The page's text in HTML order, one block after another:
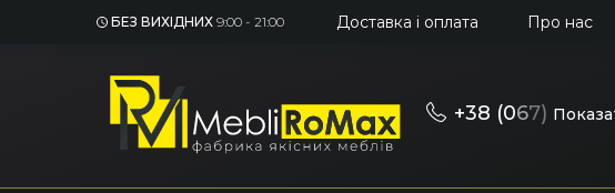
БЕЗ ВИХІДНИХ 9:00 - 21:00 Доставка і оплата Про нас
+38 (067)